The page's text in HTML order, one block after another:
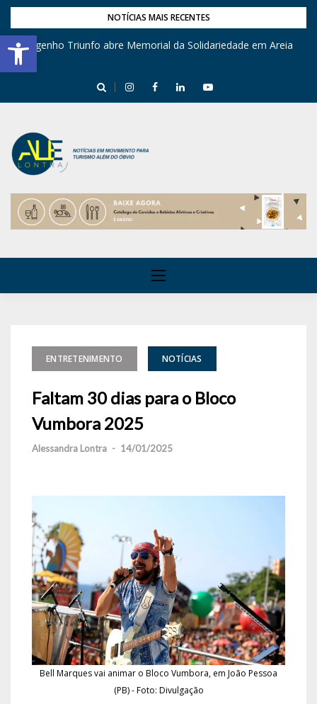
Barra de Ferramentas Aberta
NOTÍCIAS MAIS RECENTES
Engenho Triunfo abre Memorial da Solidariedade em Areia
ENTRETENIMENTO NOTÍCIAS
Faltam 30 dias para o Bloco
Vumbora 2025
Alessandra Lontra - 14/01/2025
Bell Marques vai animar o Bloco Vumbora, em João Pessoa
(PB) - Foto: Divulgação